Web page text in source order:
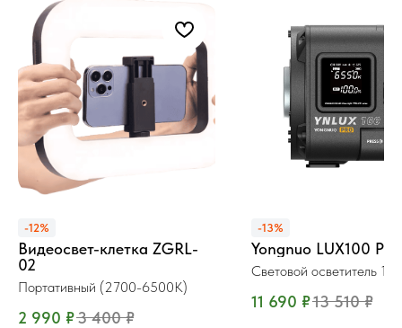
-12%
Видеосвет-клетка ZGRL-
02
Портативный (2700-6500К)
2 990 ₽3 400 ₽
-13%
Yongnuo LUX100
Световой осветитель
11 690 ₽13 510 ₽